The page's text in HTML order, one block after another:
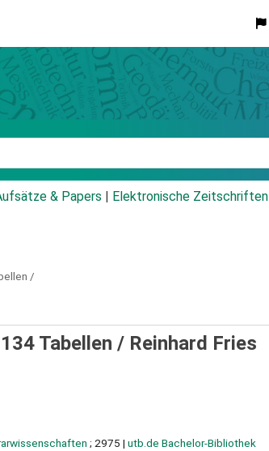
& Papers Elektronische Zeitschriften
/
Tabellen / Reinhard Fries
; 2975 | utb.de Bachelor-Bibliothek